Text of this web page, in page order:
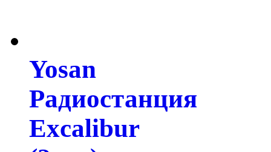
Yosan
Радиостанция
Excalibur